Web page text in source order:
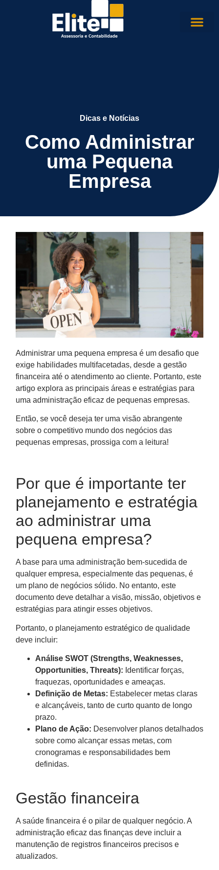
Dicas e Notícias
Como Administrar
uma Pequena
Empresa
Administrar uma pequena empresa é um desafio que
exige habilidades multifacetadas, desde a gestão
financeira até o atendimento ao cliente. Portanto, este
artigo explora as principais áreas e estratégias para
uma administração eficaz de pequenas empresas.
Então, se você deseja ter uma visão abrangente
sobre o competitivo mundo dos negócios das
pequenas empresas, prossiga com a leitura!
Por que é importante ter
planejamento e estratégia
ao administrar uma
pequena empresa?
A base para uma administração bem-sucedida de
qualquer empresa, especialmente das pequenas, é
um plano de negócios sólido. No entanto, este
documento deve detalhar a visão, missão, objetivos e
estratégias para atingir esses objetivos.
Portanto, o planejamento estratégico de qualidade
deve incluir:
Análise SWOT (Strengths, Weaknesses,
Opportunities, Threats): Identificar forças,
fraquezas, oportunidades e ameaças.
Definição de Metas: Estabelecer metas claras
e alcançáveis, tanto de curto quanto de longo
prazo.
Plano de Ação: Desenvolver planos detalhados
sobre como alcançar essas metas, com
cronogramas e responsabilidades bem
definidas.
Gestão financeira
A saúde financeira é o pilar de qualquer negócio. A
administração eficaz das finanças deve incluir a
manutenção de registros financeiros precisos e
atualizados.